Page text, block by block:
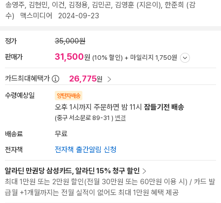
송영주, 김현민, 이건, 김정용, 김민곤, 김영훈 (지은이), 한준희 (감
수) 맥스미디어 2024-09-23
정가 35,000원
판매가 31,500원 (10% 할인) + 마일리지 1,750원
카드최대혜택가 26,775원
수령예상일 양탄자배송
오후 1시까지 주문하면 밤 11시 잠들기전 배송
(중구 서소문로 89-31 ) 변경
배송료 무료
전자책 전자책 출간알림 신청
알라딘 만권당 삼성카드, 알라딘 15% 청구 할인
최대 1만원 또는 2만원 할인(전월 30만원 또는 60만원 이용 시) / 카드 발
급월 +1개월까지는 전월 실적이 없어도 최대 1만원 혜택 제공